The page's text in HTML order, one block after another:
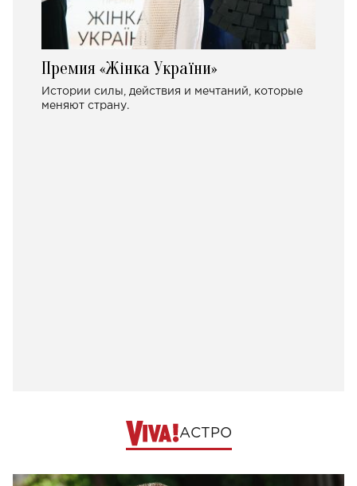
Премия «Жінка України»
Истории силы, действия и мечтаний, которые
меняют страну.
АСТРО